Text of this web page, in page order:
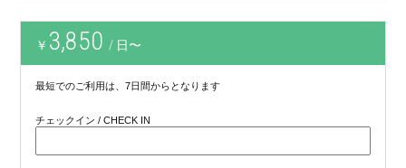
￥ 3,850 / 日〜
最短でのご利用は、7日間からとなります
チェックイン / CHECK IN